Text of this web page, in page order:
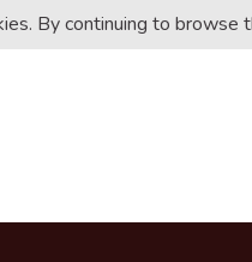
By continuing to browse